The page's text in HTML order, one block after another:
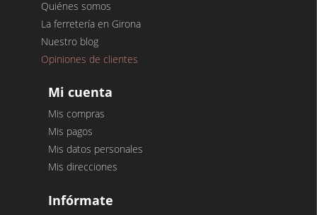
Quiénes somos
La ferretería en Girona
Nuestro blog
Opiniones de clientes
Mi cuenta
Mis compras
Mis pagos
Mis datos personales
Mis direcciones
Infórmate